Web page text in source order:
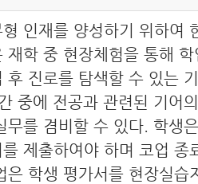
인재를 양성하기 위하여
재학 중 현장체험을 통해
후 진로를 탐색할 수 있는
중에 전공과 관련된 기어
무를 겸비할 수 있다. 학생
제출하여야 하며 코업 종
은 학생 평가서를 현장실습